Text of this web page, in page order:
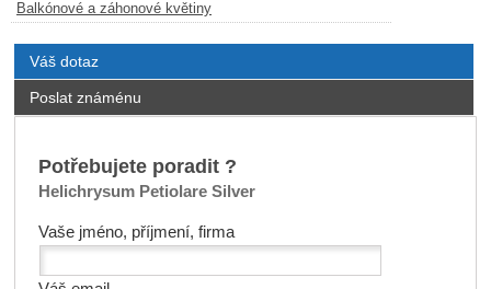
Balkónové a záhonové květiny
Váš dotaz
Poslat známénu
Potřebujete poradit ?
Helichrysum Petiolare Silver
Vaše jméno, příjmení, firma